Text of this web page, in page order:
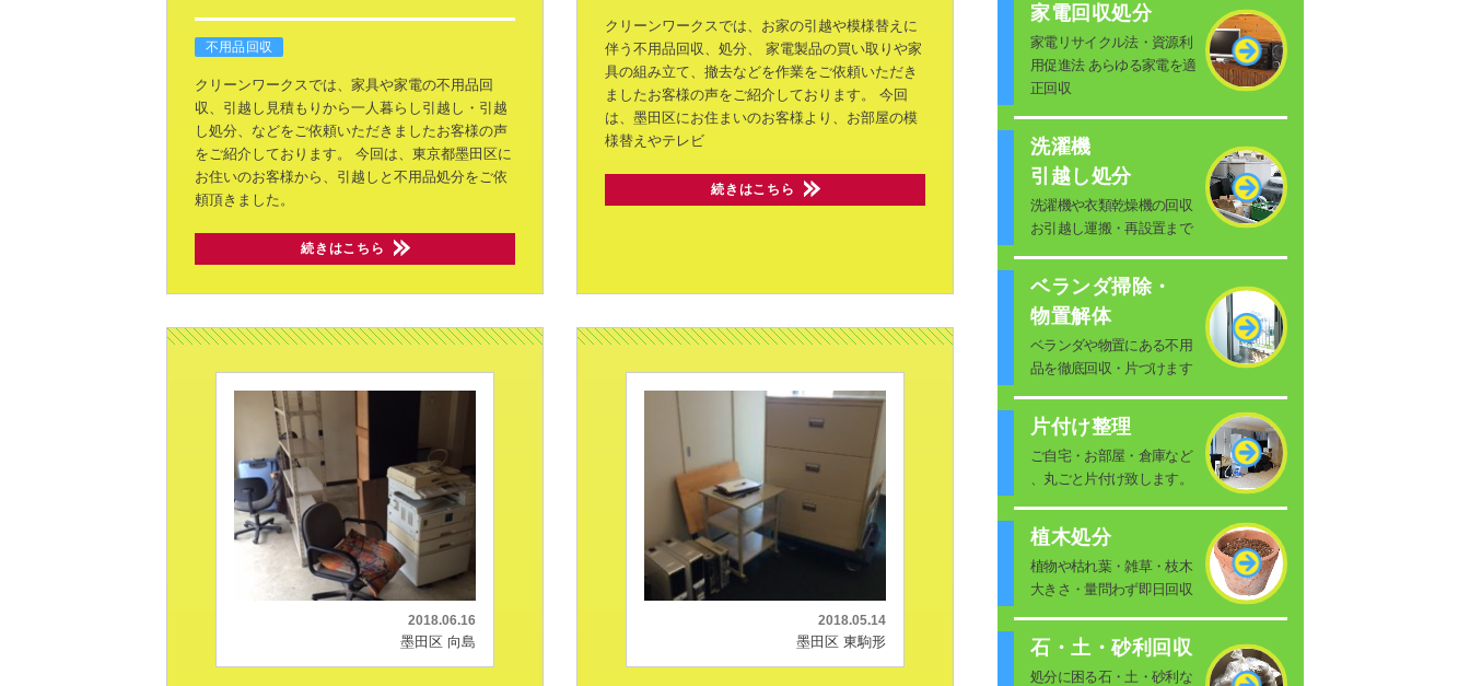
不用品回収
クリーンワークスでは、家具や家電の不用品回
収、引越し見積もりから一人暮らし引越し・引越
し処分、などをご依頼いただきましたお客様の声
をご紹介しております。
今回は、東京都墨田区に
お住いのお客様から、引越しと不用品処分をご依
頼頂きました。
続きはこちら
クリーンワークスでは、お家の引越や模様替えに
伴う不用品回収、処分、
家電製品の買い取りや家
具の組み立て、撤去などを作業をご依頼いただき
ましたお客様の声をご紹介しております。
今回
は、墨田区にお住まいのお客様より、お部屋の模
様替えやテレビ
続きはこちら
2018.06.16
墨田区 向島
2018.05.14
墨田区 東駒形
家電回収処分
家電リサイクル法・資源利
用促進法 あらゆる家電を適
正回収
洗濯機
引越し処分
洗濯機や衣類乾燥機の回収
お引越し運搬・再設置まで
ベランダ掃除・
物置解体
ベランダや物置にある不用
品を徹底回収・片づけます
片付け整理
ご自宅・お部屋・倉庫など
、丸ごと片付け致します。
植木処分
植物や枯れ葉・雑草・枝木
大きさ・量問わず即日回収
石・土・砂利回収
処分に困る石・土・砂利な